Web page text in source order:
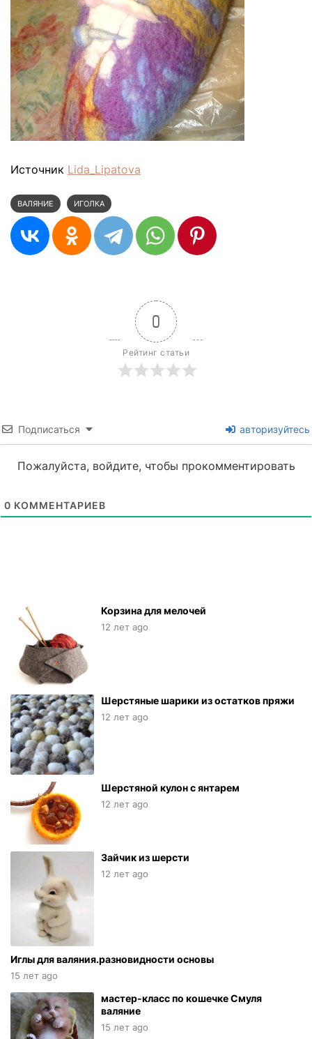
Источник Lida_Lipatova
ВАЛЯНИЕ ИГОЛКА
0
Рейтинг статьи
Подписаться авторизуйтесь
Пожалуйста, войдите, чтобы прокомментировать
0 КОММЕНТАРИЕВ
Корзина для мелочей
12 лет ago
Шерстяные шарики из остатков пряжи
12 лет ago
Шерстяной кулон с янтарем
12 лет ago
Зайчик из шерсти
12 лет ago
Иглы для валяния.разновидности основы
15 лет ago
мастер-класс по кошечке Смуля
валяние
15 лет ago